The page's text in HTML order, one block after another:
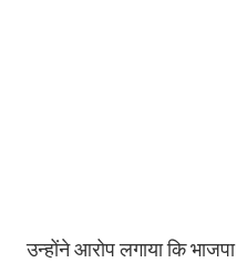
उन्होंने आरोप लगाया कि